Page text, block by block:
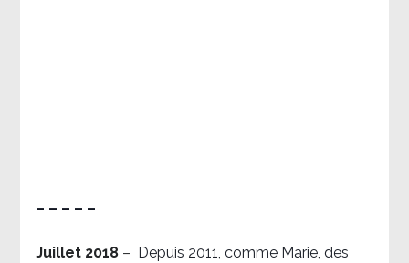
– – – – –
Juillet 2018 –
Depuis 2011, comme Marie, des